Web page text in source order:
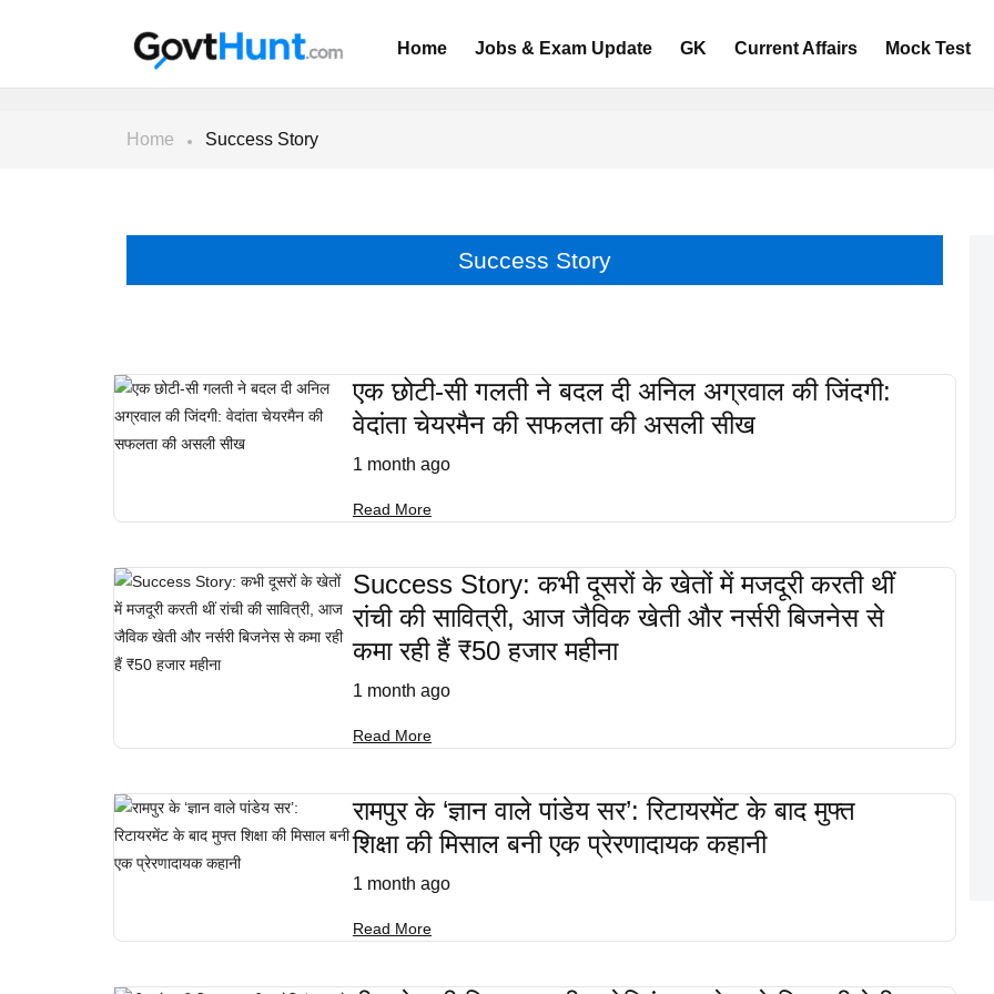
Home Jobs & Exam Update GK Current Affairs Mock Test
Home Success Story
Success Story
एक छोटी-सी गलती ने बदल दी अनिल अग्रवाल की जिंदगी:
वेदांता चेयरमैन की सफलता की असली सीख
1 month ago
Read More
Success Story: कभी दूसरों के खेतों में मजदूरी करती थीं
रांची की सावित्री, आज जैविक खेती और नर्सरी बिजनेस से
कमा रही हैं ₹50 हजार महीना
1 month ago
Read More
रामपुर के ‘ज्ञान वाले पांडेय सर’: रिटायरमेंट के बाद मुफ्त
शिक्षा की मिसाल बनी एक प्रेरणादायक कहानी
1 month ago
Read More